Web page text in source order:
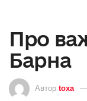
Про
Барна
Автор toxa